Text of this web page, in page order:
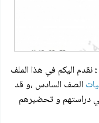
:نقدم اليكم في هذا الملف
الصف السادس ،و قد
في دراستهم و تحضيرهم